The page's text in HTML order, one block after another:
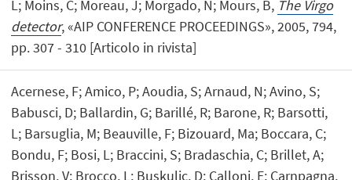
L; Moins, C; Moreau, J; Morgado, N; Mours, B, The Virgo
detector, «AIP CONFERENCE PROCEEDINGS», 2005, 794,
pp. 307 - 310 [Articolo in rivista]
Acernese, F; Amico, P; Aoudia, S; Arnaud, N; Avino, S;
Babusci, D; Ballardin, G; Barillé, R; Barone, R; Barsotti,
L; Barsuglia, M; Beauville, F; Bizouard, Ma; Boccara, C;
Bondu, F; Bosi, L; Braccini, S; Bradaschia, C; Brillet, A;
Brisson, V; Brocco, L; Buskulic, D; Calloni, E; Carnpagna,